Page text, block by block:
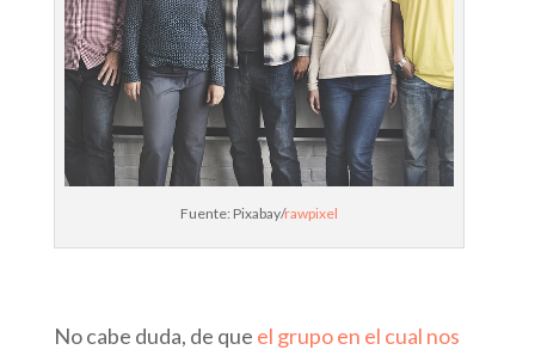
Fuente: Pixabay/rawpixel
No cabe duda, de que el grupo en el cual nos